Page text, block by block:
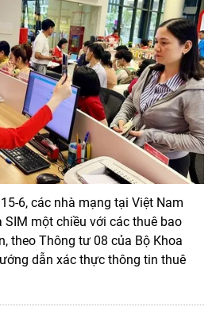
6, các nhà mạng tại Việt Nam
SIM một chiều với các thuê bao
theo Thông tư 08 của Bộ Khoa
dẫn xác thực thông tin thuê